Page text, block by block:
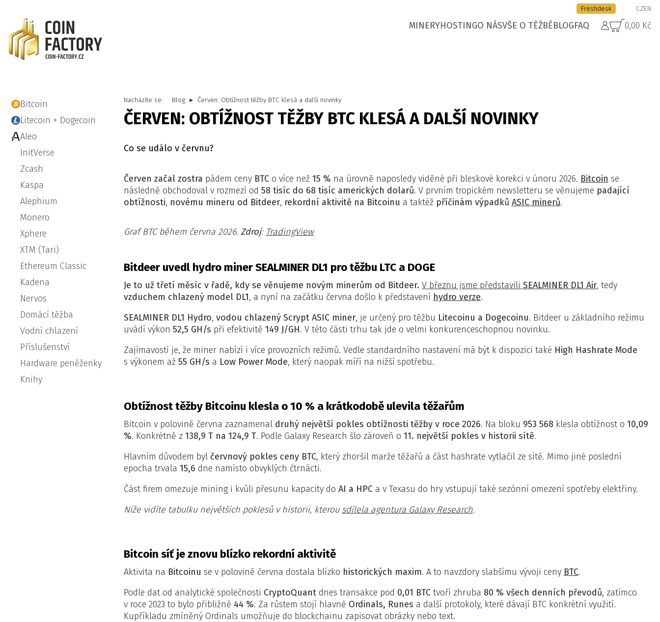
MINERYHOSTINGO NÁSVŠE O TĚŽBĚBLOGFAQ 0,00 Kč
CZEN
Freshdesk
Bitcoin
Litecoin + Dogecoin
Aleo
InitVerse
Zcash
Kaspa
Alephium
Monero
Xphere
XTM (Tari)
Ethereum Classic
Kadena
Nervos
Domácí těžba
Vodní chlazení
Příslušenství
Hardware peněženky
Knihy
Nacházíte se: Blog Červen: Obtížnost těžby BTC klesá a další novinky
ČERVEN: OBTÍŽNOST TĚŽBY BTC KLESÁ A DALŠÍ NOVINKY
Co se událo v červnu?
Červen začal zostra pádem ceny BTC o více než 15 % na úrovně naposledy viděné při bleskové korekci v únoru 2026. Bitcoin se
následně obchodoval v rozmezí od 58 tisíc do 68 tisíc amerických dolarů. V prvním tropickém newsletteru se věnujeme padající
obtížnosti, novému mineru od Bitdeer, rekordní aktivitě na Bitcoinu a taktéž příčinám výpadků ASIC minerů.
Graf BTC během června 2026. Zdroj: TradingView
Bitdeer uvedl hydro miner SEALMINER DL1 pro těžbu LTC a DOGE
Je to už třetí měsíc v řadě, kdy se věnujeme novým minerům od Bitdeer. V březnu jsme představili SEALMINER DL1 Air, tedy
vzduchem chlazený model DL1, a nyní na začátku června došlo k představení hydro verze.
SEALMINER DL1 Hydro, vodou chlazený Scrypt ASIC miner, je určený pro těžbu Litecoinu a Dogecoinu. Bitdeer u základního režimu
uvádí výkon 52,5 GH/s při efektivitě 149 J/GH. V této části trhu tak jde o velmi konkurenceschopnou novinku.
Zajímavostí je, že miner nabízí i více provozních režimů. Vedle standardního nastavení má být k dispozici také High Hashrate Mode
s výkonem až 55 GH/s a Low Power Mode, který naopak míří na nižší spotřebu.
Obtížnost těžby Bitcoinu klesla o 10 % a krátkodobě ulevila těžařům
Bitcoin v polovině června zaznamenal druhý největší pokles obtížnosti těžby v roce 2026. Na bloku 953 568 klesla obtížnost o 10,09
%. Konkrétně z 138,9 T na 124,9 T. Podle Galaxy Research šlo zároveň o 11. největší pokles v historii sítě.
Hlavním důvodem byl červnový pokles ceny BTC, který zhoršil marže těžařů a část hashrate vytlačil ze sítě. Mimo jiné poslední
epocha trvala 15,6 dne namísto obvyklých čtrnácti.
Část firem omezuje mining i kvůli přesunu kapacity do AI a HPC a v Texasu do hry vstupují také sezónní omezení spotřeby elektřiny.
Níže vidíte tabulku největších poklesů v historii, kterou sdílela agentura Galaxy Research.
Bitcoin síť je znovu blízko rekordní aktivitě
Aktivita na Bitcoinu se v polovině června dostala blízko historických maxim. A to navzdory slabšímu vývoji ceny BTC.
Podle dat od analytické společnosti CryptoQuant dnes transakce pod 0,01 BTC tvoří zhruba 80 % všech denních převodů, zatímco
v roce 2023 to bylo přibližně 44 %. Za růstem stojí hlavně Ordinals, Runes a další protokoly, které dávají BTC konkrétní využití.
Kupříkladu zmíněný Ordinals umožňuje do blockchainu zapisovat obrázky nebo text.